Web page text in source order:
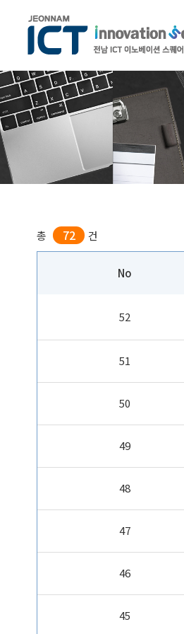
총 72 건
No
52
51
50
49
48
47
46
45